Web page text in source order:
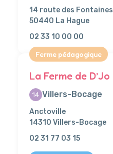
14 route des Fontaines
50440 La Hague
02 33 10 00 00
Ferme pédagogique
La Ferme de D’Jo
14 Villers-Bocage
Anctoville
14310 Villers-Bocage
02 31 77 03 15